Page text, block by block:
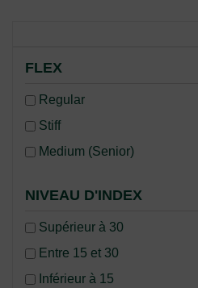
FLEX
Regular
Stiff
Medium (Senior)
NIVEAU D'INDEX
Supérieur à 30
Entre 15 et 30
Inférieur à 15